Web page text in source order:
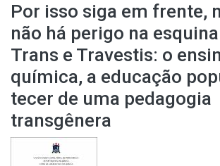
Por isso siga em frente,
não há perigo na
Trans e Travestis: o
química, a educação
tecer de uma pedagogia
transgênera